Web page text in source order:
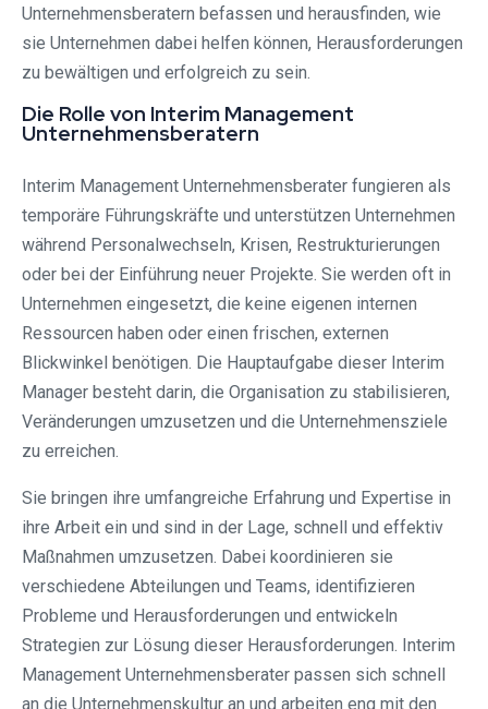
Unternehmensberatern befassen und herausfinden, wie
sie Unternehmen dabei helfen können, Herausforderungen
zu bewältigen und erfolgreich zu sein.
Die Rolle von Interim Management
Unternehmensberatern
Interim Management Unternehmensberater fungieren als
temporäre Führungskräfte und unterstützen Unternehmen
während Personalwechseln, Krisen, Restrukturierungen
oder bei der Einführung neuer Projekte. Sie werden oft in
Unternehmen eingesetzt, die keine eigenen internen
Ressourcen haben oder einen frischen, externen
Blickwinkel benötigen. Die Hauptaufgabe dieser Interim
Manager besteht darin, die Organisation zu stabilisieren,
Veränderungen umzusetzen und die Unternehmensziele
zu erreichen.
Sie bringen ihre umfangreiche Erfahrung und Expertise in
ihre Arbeit ein und sind in der Lage, schnell und effektiv
Maßnahmen umzusetzen. Dabei koordinieren sie
verschiedene Abteilungen und Teams, identifizieren
Probleme und Herausforderungen und entwickeln
Strategien zur Lösung dieser Herausforderungen. Interim
Management Unternehmensberater passen sich schnell
an die Unternehmenskultur an und arbeiten eng mit den